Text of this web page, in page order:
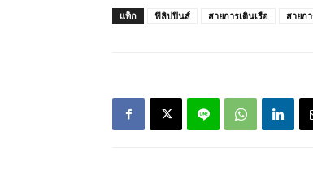
แท็ก ฟิลิปปินส์ สายการเดินเรือ สายก